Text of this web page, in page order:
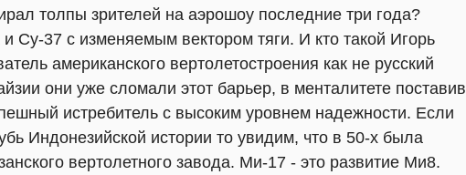
толпы зрителей на аэрошоу последние три года?
Су-37 с изменяемым вектором тяги. И кто такой Игорь
американского вертолетостроения как не русский
они уже сломали этот барьер, в менталитете поставив
истребитель с высоким уровнем надежности. Если
Индонезийской истории то увидим, что в 50-х была
вертолетного завода. Ми-17 - это развитие Ми8.